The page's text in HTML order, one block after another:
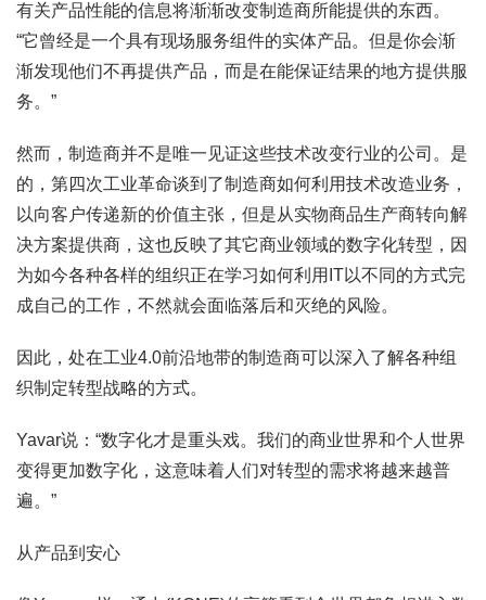
有关产品性能的信息将渐渐改变制造商所能提供的东西。
“它曾经是一个具有现场服务组件的实体产品。但是你会渐
渐发现他们不再提供产品，而是在能保证结果的地方提供服
务。”
然而，制造商并不是唯一见证这些技术改变行业的公司。是
的，第四次工业革命谈到了制造商如何利用技术改造业务，
以向客户传递新的价值主张，但是从实物商品生产商转向解
决方案提供商，这也反映了其它商业领域的数字化转型，因
为如今各种各样的组织正在学习如何利用IT以不同的方式完
成自己的工作，不然就会面临落后和灭绝的风险。
因此，处在工业4.0前沿地带的制造商可以深入了解各种组
织制定转型战略的方式。
Yavar说：“数字化才是重头戏。我们的商业世界和个人世界
变得更加数字化，这意味着人们对转型的需求将越来越普
遍。”
从产品到安心